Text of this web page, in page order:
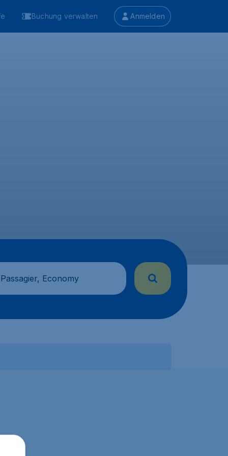
Buchung verwalten Anmelden
Economy